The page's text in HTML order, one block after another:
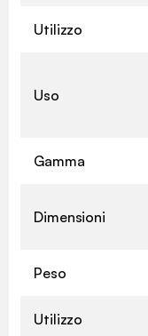
Utilizzo
Uso
Gamma
Dimensioni
Peso
Utilizzo